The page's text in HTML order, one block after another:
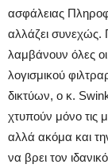
ασφάλειας
αλλάζει συνεχώς.
λαμβάνουν όλες
λογισμικού
δικτύων, ο κ.
χτυπούν μόνο τις
αλλά ακόμα και
να βρει τον